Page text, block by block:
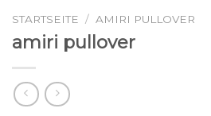
STARTSEITE / AMIRI PULLOVER
amiri pullover